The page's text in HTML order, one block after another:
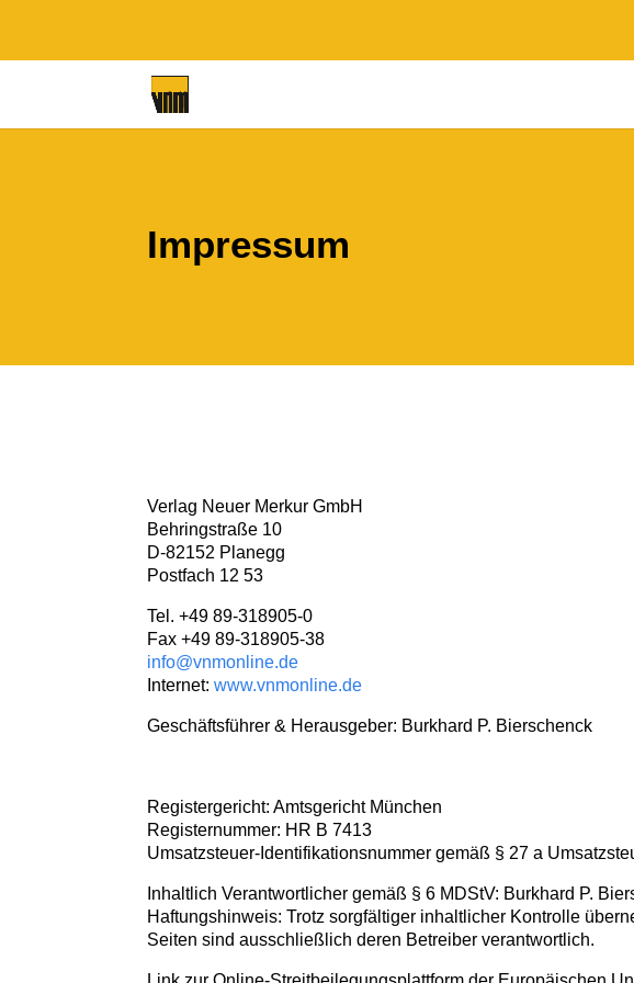
Impressum
Verlag Neuer Merkur GmbH
Behringstraße 10
D-82152 Planegg
Postfach 12 53
Tel. +49 89-318905-0
Fax +49 89-318905-38
info@vnmonline.de
Internet:www.vnmonline.de
Geschäftsführer & Herausgeber: Burkhard P. Bierschenck
Registergericht: Amtsgericht München
Registernummer: HR B 7413
Umsatzsteuer-Identifikationsnummer gemäß § 27 a
Inhaltlich Verantwortlicher gemäß § 6 MDStV: Burkhard P.
Haftungshinweis: Trotz sorgfältiger inhaltlicher Kontrolle
Seiten sind ausschließlich deren Betreiber verantwortlich.